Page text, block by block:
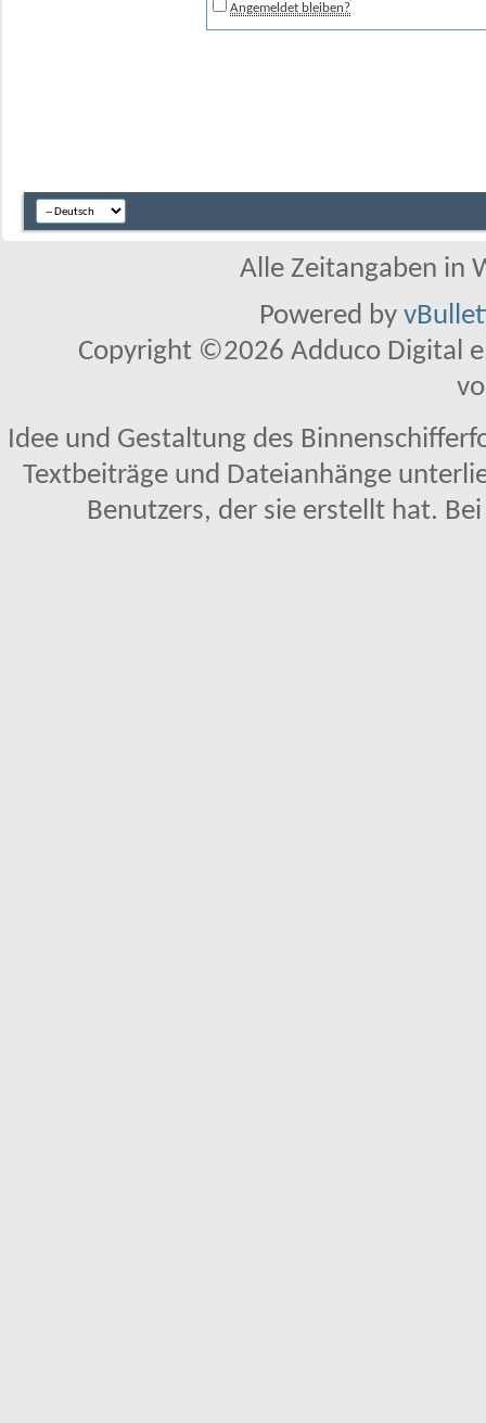
Angemeldet bleiben?
Alle Zeitangaben in
Powered by
Copyright ©2026 Adduco Digital
Idee und Gestaltung des
Textbeiträge und Dateianhänge
Benutzers, der sie erstellt hat.